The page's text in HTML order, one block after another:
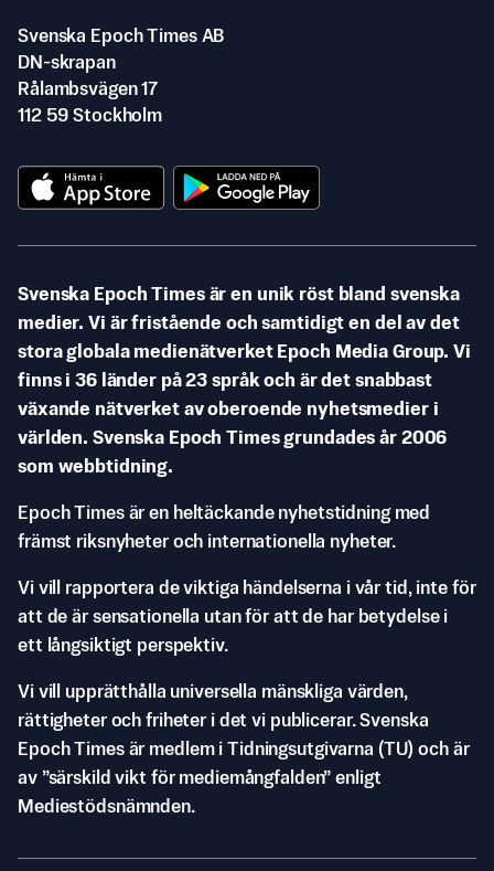
Svenska Epoch Times AB
DN-skrapan
Rålambsvägen 17
112 59 Stockholm
Svenska Epoch Times är en unik röst bland svenska
medier. Vi är fristående och samtidigt en del av det
stora globala medienätverket Epoch Media Group. Vi
finns i 36 länder på 23 språk och är det snabbast
växande nätverket av oberoende nyhetsmedier i
världen. Svenska Epoch Times grundades år 2006
som webbtidning.
Epoch Times är en heltäckande nyhetstidning med
främst riksnyheter och internationella nyheter.
Vi vill rapportera de viktiga händelserna i vår tid, inte för
att de är sensationella utan för att de har betydelse i
ett långsiktigt perspektiv.
Vi vill upprätthålla universella mänskliga värden,
rättigheter och friheter i det vi publicerar. Svenska
Epoch Times är medlem i Tidningsutgivarna (TU) och är
av ”särskild vikt för mediemångfalden” enligt
Mediestödsnämnden.